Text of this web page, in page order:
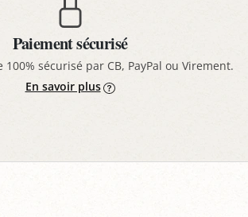
Paiement sécurisé
sécurisé par CB, PayPal ou Virement.
En savoir plus